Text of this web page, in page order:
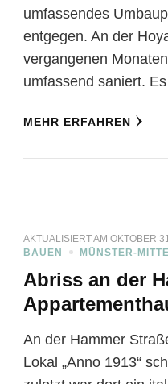
umfassendes
entgegen. An der
vergangenen
umfassend saniert.
MEHR ERFAHREN
AKTUALISIERT AM OKTOBER
BAUEN
MÜNSTER-MITTE
Abriss an der
An der Hammer
Lokal „Anno 1913“